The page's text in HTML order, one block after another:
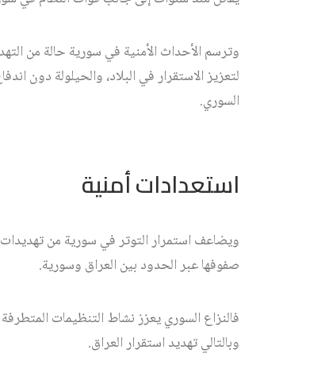
وترسم الأحداث الأمنية في سورية حالة من
لتعزيز الاستقرار في البلاد، والحيلولة دون
السوري.
استعدادات أمنية
ويضاعف استمرار التوتر في سورية من
صفوفها عبر الحدود بين العراق وسورية.
فالنزاع السوري يعزز نشاط التنظيمات
وبالتالي تهديد استقرار العراق.